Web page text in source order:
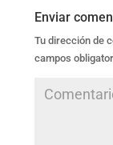
Enviar
Tu dirección de
campos